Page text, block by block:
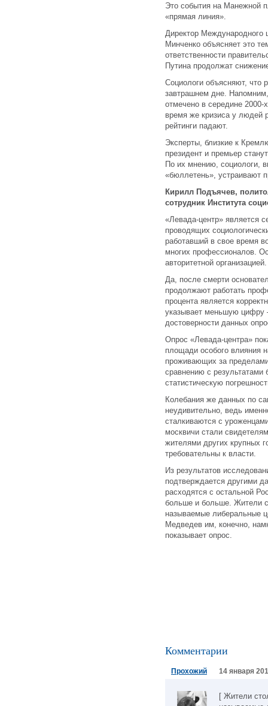
Это события на Манежной
«прямая линия».
Директор Международного
Минченко объясняет это
ответственности
Путина продолжат
Социологи объясняют, что
завтрашнем дне.
отмечено в середине 2000-
время же кризиса у людей
рейтинги падают.
Эксперты, близкие к
президент и премьер
По их мнению, социологи,
«бюллетень», устраивают
Кирилл Подъячев,
сотрудник Института
«Левада-центр» является
проводящих
работавший в свое время
многих профессионалов.
авторитетной организацией.
Да, после смерти
продолжают работать
процента является
указывает меньшую
достоверности данных
Опрос «Левада-центра»
площади особого влияния
проживающих за
сравнению с
статистическую
Колебания же данных по
неудивительно, ведь
сталкиваются с
москвичи стали
жителями других крупных
требовательны к власти.
Из результатов
подтверждается другими
расходятся с остальной
больше и больше. Жители
называемые либеральные
Медведев им, конечно,
показывает опрос.
Комментарии
Прохожий 14 января
[ Жители